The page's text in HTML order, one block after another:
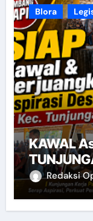
Blora
KAWAL
Redaksi